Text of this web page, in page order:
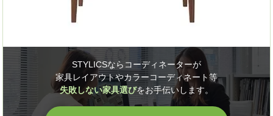
STYLICSならコーディネーターが
家具レイアウトやカラーコーディネート等
失敗しない家具選びをお手伝いします。